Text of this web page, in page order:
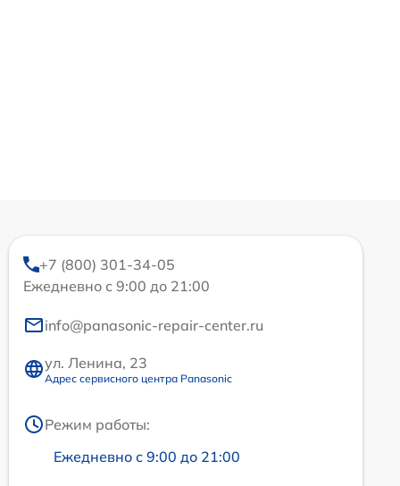
+7 (800) 301-34-05
Ежедневно с 9:00 до 21:00
info@panasonic-repair-center.ru
ул. Ленина, 23
Адрес сервисного центра Panasonic
Режим работы:
Ежедневно с 9:00 до 21:00